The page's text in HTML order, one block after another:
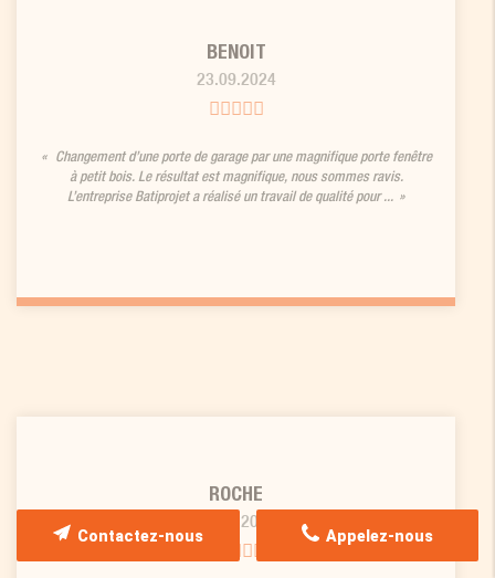
BENOIT
23.09.2024
Changement d’une porte de garage par une magnifique porte fenêtre
à petit bois. Le résultat est magnifique, nous sommes ravis.
L’entreprise Batiprojet a réalisé un travail de qualité pour ...
ROCHE
28.08.2024
Appelez-nous
Contactez-nous